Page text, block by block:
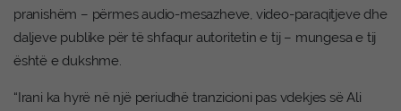
pranishëm – përmes audio-mesazheve, video-paraqitjeve dhe
daljeve publike për të shfaqur autoritetin e tij – mungesa e tij
është e dukshme.
“Irani ka hyrë në një periudhë tranzicioni pas vdekjes së Ali